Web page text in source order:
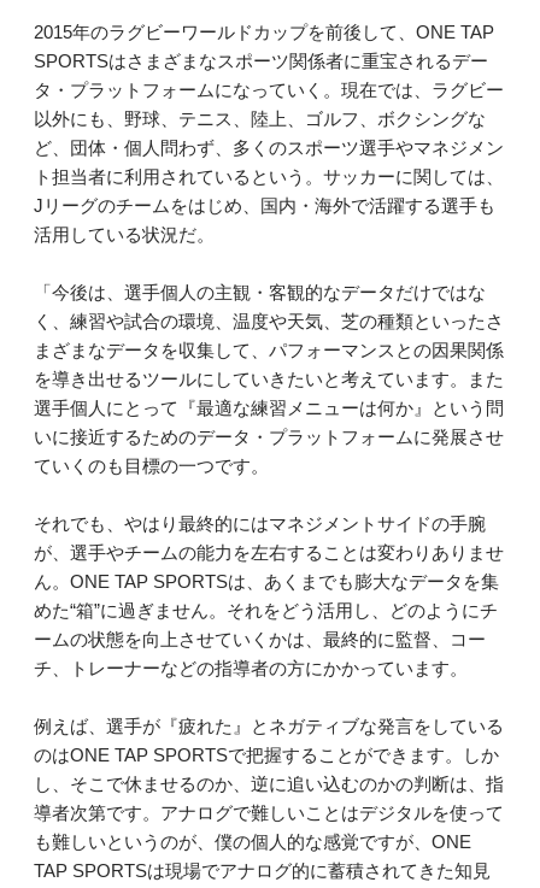
2015年のラグビーワールドカップを前後して、ONE TAP
SPORTSはさまざまなスポーツ関係者に重宝されるデー
タ・プラットフォームになっていく。現在では、ラグビー
以外にも、野球、テニス、陸上、ゴルフ、ボクシングな
ど、団体・個人問わず、多くのスポーツ選手やマネジメン
ト担当者に利用されているという。サッカーに関しては、
Jリーグのチームをはじめ、国内・海外で活躍する選手も
活用している状況だ。
「今後は、選手個人の主観・客観的なデータだけではな
く、練習や試合の環境、温度や天気、芝の種類といったさ
まざまなデータを収集して、パフォーマンスとの因果関係
を導き出せるツールにしていきたいと考えています。また
選手個人にとって『最適な練習メニューは何か』という問
いに接近するためのデータ・プラットフォームに発展させ
ていくのも目標の一つです。
それでも、やはり最終的にはマネジメントサイドの手腕
が、選手やチームの能力を左右することは変わりありませ
ん。ONE TAP SPORTSは、あくまでも膨大なデータを集
めた“箱”に過ぎません。それをどう活用し、どのようにチ
ームの状態を向上させていくかは、最終的に監督、コー
チ、トレーナーなどの指導者の方にかかっています。
例えば、選手が『疲れた』とネガティブな発言をしている
のはONE TAP SPORTSで把握することができます。しか
し、そこで休ませるのか、逆に追い込むのかの判断は、指
導者次第です。アナログで難しいことはデジタルを使って
も難しいというのが、僕の個人的な感覚ですが、ONE
TAP SPORTSは現場でアナログ的に蓄積されてきた知見